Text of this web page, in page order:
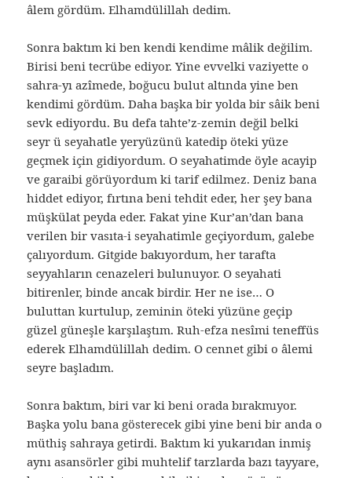
âlem gördüm. Elhamdülillah dedim.
Sonra baktım ki ben kendi kendime mâlik değilim.
Birisi beni tecrübe ediyor. Yine evvelki vaziyette o
sahra-yı azîmede, boğucu bulut altında yine ben
kendimi gördüm. Daha başka bir yolda bir sâik beni
sevk ediyordu. Bu defa tahte’z-zemin değil belki
seyr ü seyahatle yeryüzünü katedip öteki yüze
geçmek için gidiyordum. O seyahatimde öyle acayip
ve garaibi görüyordum ki tarif edilmez. Deniz bana
hiddet ediyor, fırtına beni tehdit eder, her şey bana
müşkülat peyda eder. Fakat yine Kur’an’dan bana
verilen bir vasıta-i seyahatimle geçiyordum, galebe
çalıyordum. Gitgide bakıyordum, her tarafta
seyyahların cenazeleri bulunuyor. O seyahati
bitirenler, binde ancak birdir. Her ne ise… O
buluttan kurtulup, zeminin öteki yüzüne geçip
güzel güneşle karşılaştım. Ruh-efza nesîmi teneffüs
ederek Elhamdülillah dedim. O cennet gibi o âlemi
seyre başladım.
Sonra baktım, biri var ki beni orada bırakmıyor.
Başka yolu bana gösterecek gibi yine beni bir anda o
müthiş sahraya getirdi. Baktım ki yukarıdan inmiş
aynı asansörler gibi muhtelif tarzlarda bazı tayyare,